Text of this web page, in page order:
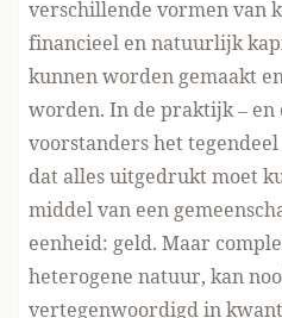
verschillende vormen van
financieel en natuurlijk
kunnen worden gemaakt
worden. In de praktijk – en
voorstanders het
dat alles uitgedrukt moet
middel van een
eenheid: geld. Maar
heterogene natuur, kan
vertegenwoordigd in